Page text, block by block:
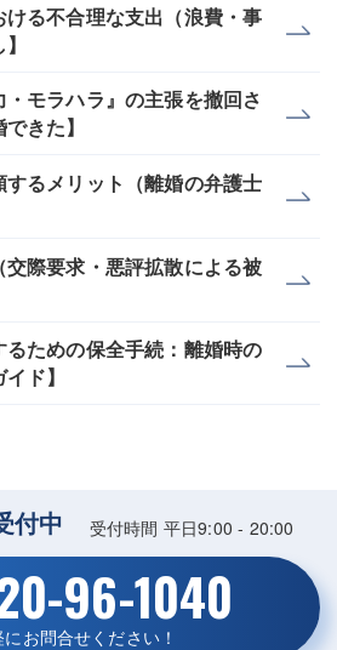
ける不合理な支出（浪費・事
・モラハラ』の主張を撤回さ
きた】
するメリット（離婚の弁護士
交際要求・悪評拡散による被
るための保全手続：離婚時の
ド】
付中 受付時間 平日9:00 - 20:00
96-1040
お問合せください！